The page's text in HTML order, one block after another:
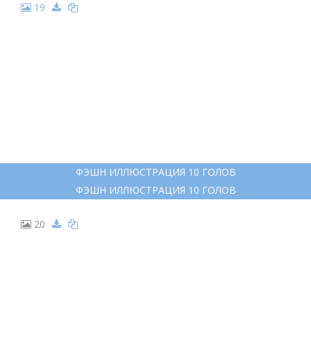
19
ФЭШН ИЛЛЮСТРАЦИЯ 10 ГОЛОВ
ФЭШН ИЛЛЮСТРАЦИЯ 10 ГОЛОВ
20